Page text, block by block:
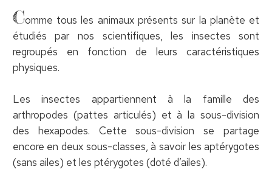
Comme tous les animaux présents sur la planète et
étudiés par nos scientifiques, les insectes sont
regroupés en fonction de leurs caractéristiques
physiques.
Les insectes appartiennent à la famille des
arthropodes (pattes articulés) et à la sous-division
des hexapodes. Cette sous-division se partage
encore en deux sous-classes, à savoir les aptérygotes
(sans ailes) et les ptérygotes (doté d’ailes).